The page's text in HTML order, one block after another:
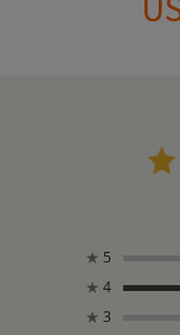
★ 5
★ 4
★ 3